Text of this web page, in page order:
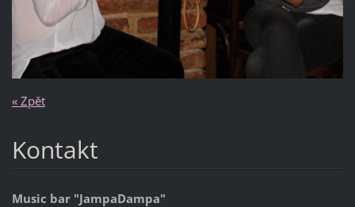
« Zpět
Kontakt
Music bar "JampaDampa"